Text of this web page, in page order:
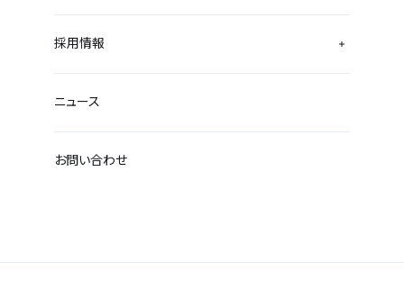
採用情報
ニュース
お問い合わせ